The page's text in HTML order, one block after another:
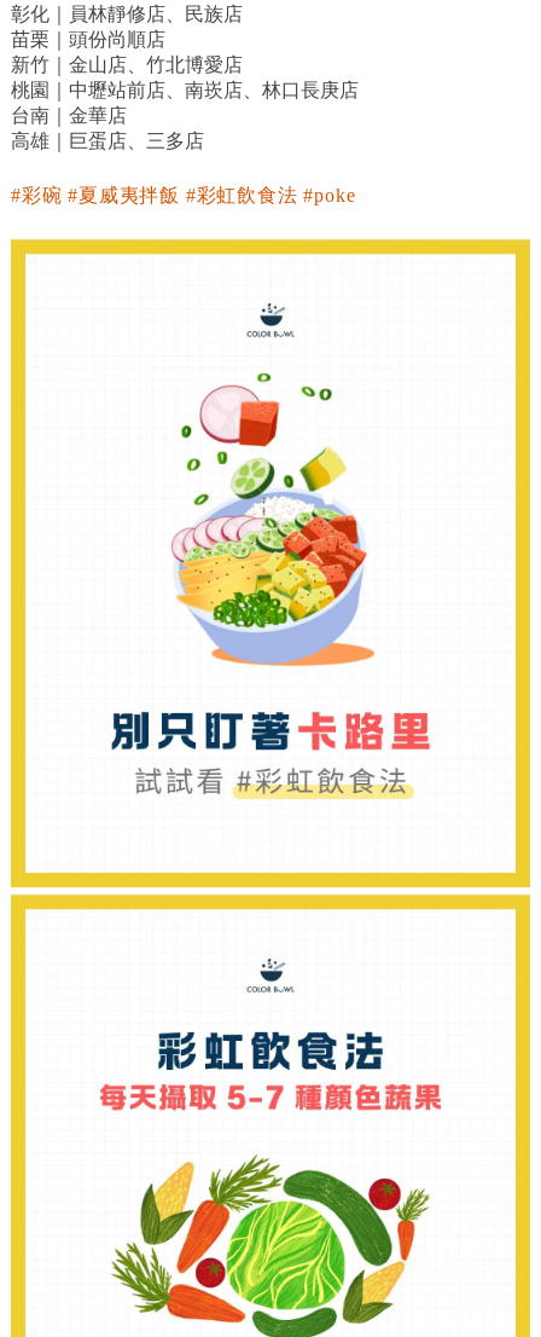
彰化｜員林靜修店、民族店
苗栗｜頭份尚順店
新竹｜金山店、竹北博愛店
桃園｜中壢站前店、南崁店、林口長庚店
台南｜金華店
高雄｜巨蛋店、三多店
#彩碗 #夏威夷拌飯 #彩虹飲食法 #poke